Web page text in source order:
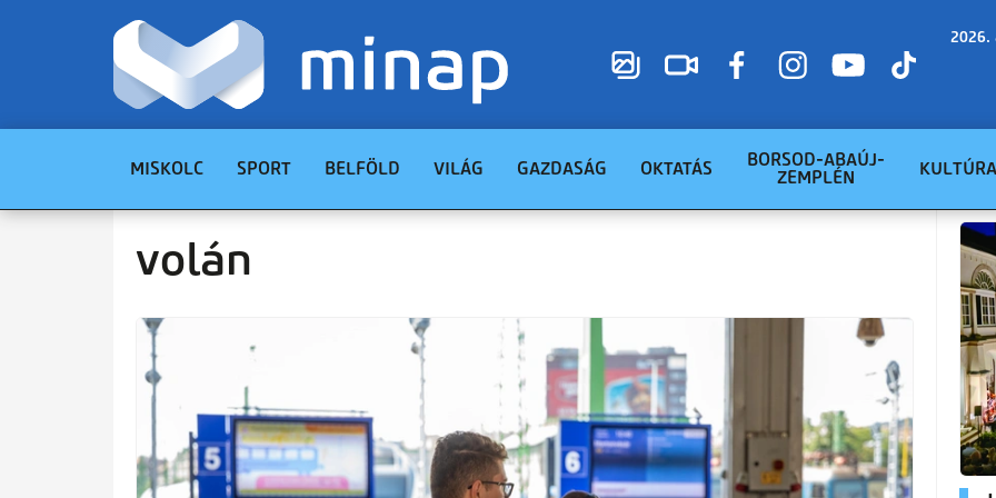
2026.
MISKOLC SPORT BELFÖLD VILÁG GAZDASÁG OKTATÁS
BORSOD-ABAÚJ-
ZEMPLÉN
KULTÚRA
volán